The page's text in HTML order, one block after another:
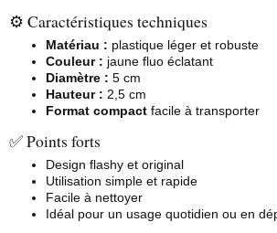
⚙️ Caractéristiques techniques
Matériau : plastique léger et robuste
Couleur : jaune fluo éclatant
Diamètre : 5 cm
Hauteur : 2,5 cm
Format compact facile à transporter
✅ Points forts
Design flashy et original
Utilisation simple et rapide
Facile à nettoyer
Idéal pour un usage quotidien ou en